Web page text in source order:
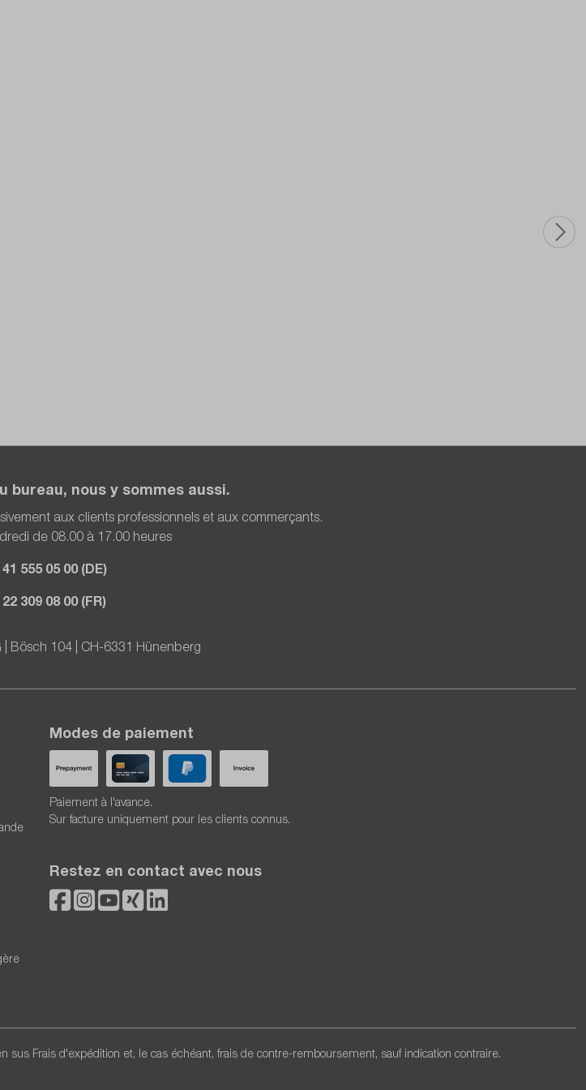
bureau, nous y sommes aussi.
aux clients professionnels et aux commerçants.
de 08.00 à 17.00 heures
555 05 00 (DE)
309 08 00 (FR)
Bösch 104 | CH-6331 Hünenberg
Modes de paiement
Paiement à l'avance.
Sur facture uniquement pour les clients connus.
Restez en contact avec nous
sus Frais d'expédition et, le cas échéant, frais de contre-remboursement, sauf indication contraire.